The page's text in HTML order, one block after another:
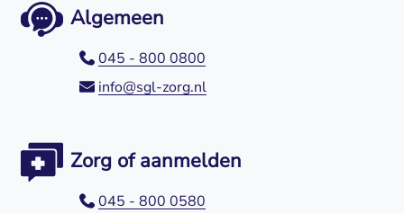
Algemeen
045 - 800 0800
info@sgl-zorg.nl
Zorg of aanmelden
045 - 800 0580